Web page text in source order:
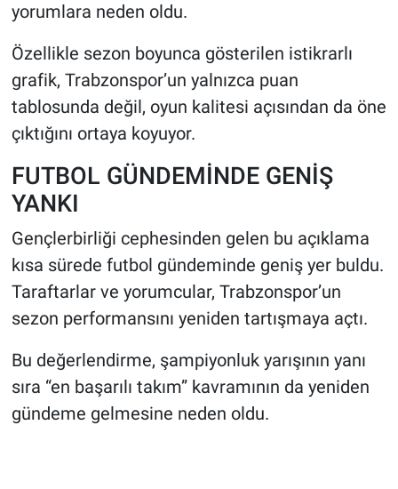
yorumlara neden oldu.
Özellikle sezon boyunca gösterilen istikrarlı
grafik, Trabzonspor’un yalnızca puan
tablosunda değil, oyun kalitesi açısından da öne
çıktığını ortaya koyuyor.
FUTBOL GÜNDEMİNDE GENİŞ
YANKI
Gençlerbirliği cephesinden gelen bu açıklama
kısa sürede futbol gündeminde geniş yer buldu.
Taraftarlar ve yorumcular, Trabzonspor’un
sezon performansını yeniden tartışmaya açtı.
Bu değerlendirme, şampiyonluk yarışının yanı
sıra “en başarılı takım” kavramının da yeniden
gündeme gelmesine neden oldu.